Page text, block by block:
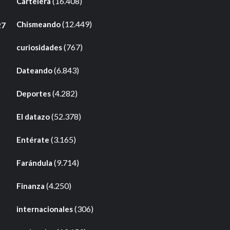
Chismeando(12.449)
curiosidades(767)
Dateando(6.843)
Deportes(4.282)
El datazo(52.378)
Entérate (3.165)
Farándula (9.714)
Finanza (4.250)
internacionales(306)